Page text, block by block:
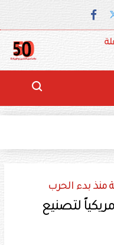
منذ بدء الحرب
لتصنيع